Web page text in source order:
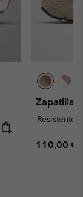
Zapatillas
Resistente
Regular
110,00 €